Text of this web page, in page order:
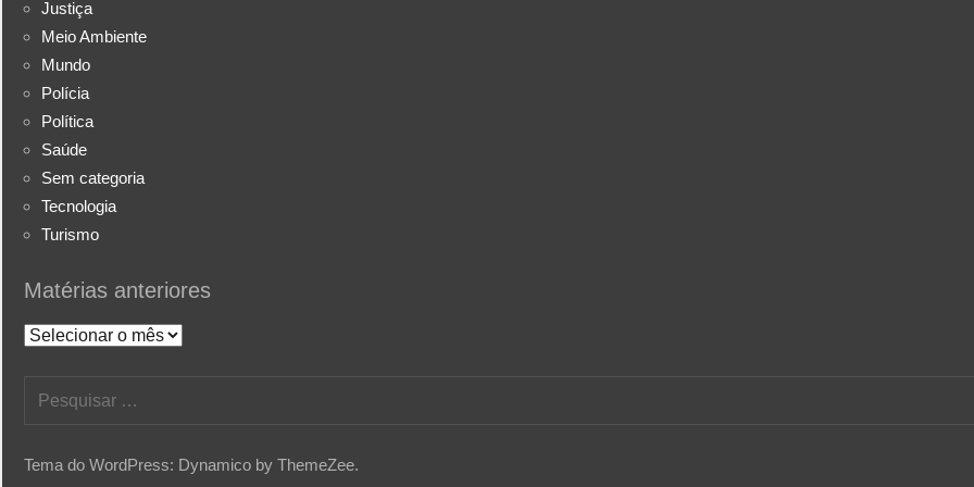
Justiça
Meio Ambiente
Mundo
Polícia
Política
Saúde
Sem categoria
Tecnologia
Turismo
Matérias anteriores
Matérias
Tema do WordPress: Dynamico by ThemeZee.